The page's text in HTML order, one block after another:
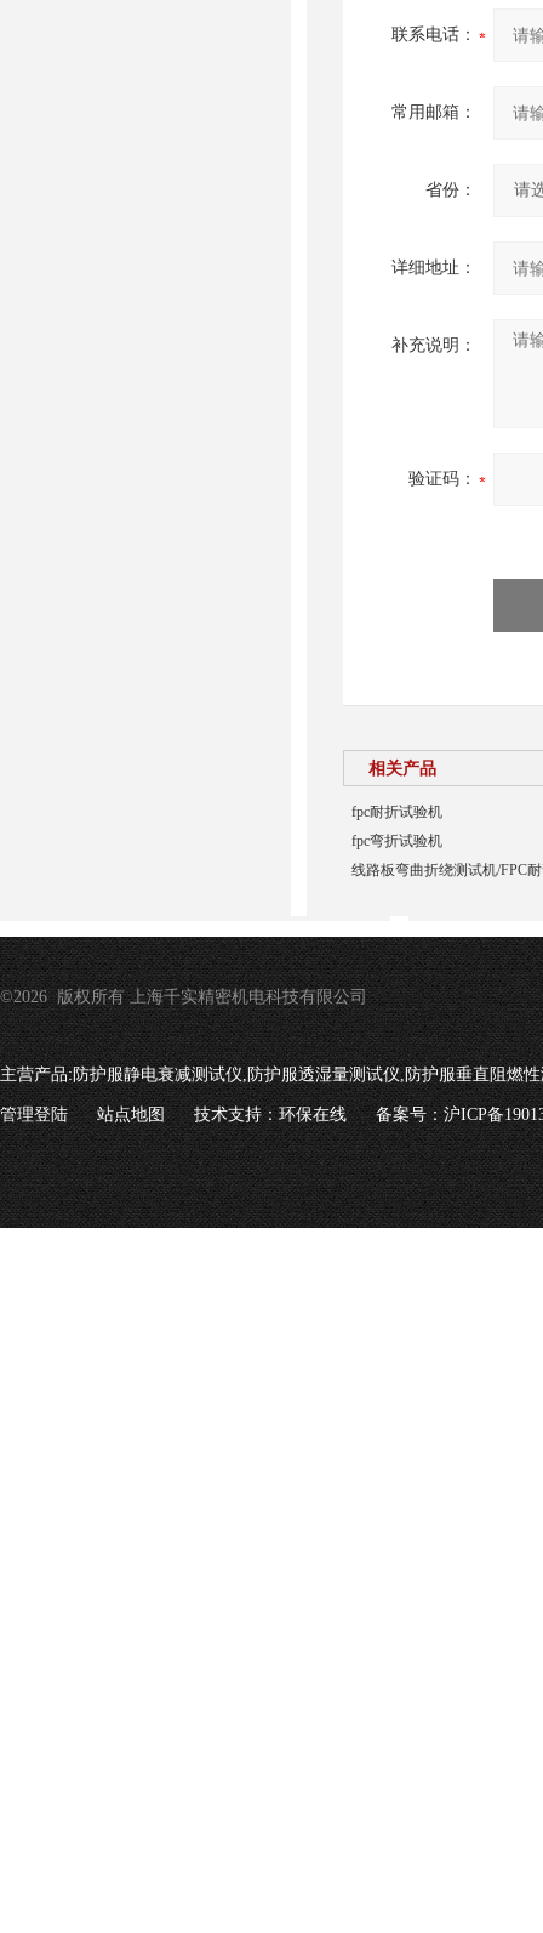
联系电话：
常用邮箱：
省份：
详细地址：
补充说明：
验证码：
相关产品
fpc耐折试验机
fpc弯折试验机
线路板弯曲折绕测试机/FPC
©2026 版权所有 上海千实精密机电科技有限公司
主营产品:防护服静电衰减测试仪,防护服透湿量测试仪,防护服垂直阻燃
管理登陆 站点地图 技术支持：环保在线 备案号：沪ICP备